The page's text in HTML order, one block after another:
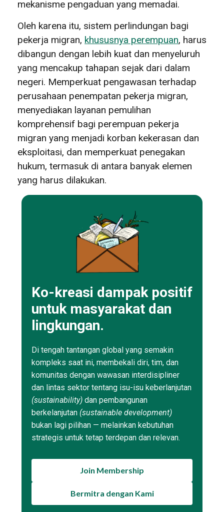
mekanisme pengaduan yang memadai.
Oleh karena itu, sistem perlindungan bagi
pekerja migran, khususnya perempuan, harus
dibangun dengan lebih kuat dan menyeluruh
yang mencakup tahapan sejak dari dalam
negeri. Memperkuat pengawasan terhadap
perusahaan penempatan pekerja migran,
menyediakan layanan pemulihan
komprehensif bagi perempuan pekerja
migran yang menjadi korban kekerasan dan
eksploitasi, dan memperkuat penegakan
hukum, termasuk di antara banyak elemen
yang harus dilakukan.
Ko-kreasi dampak positif
untuk masyarakat dan
lingkungan.
Di tengah tantangan global yang semakin
kompleks saat ini, membekali diri, tim, dan
komunitas dengan wawasan interdisipliner
dan lintas sektor tentang isu-isu keberlanjutan
(sustainability) dan pembangunan
berkelanjutan (sustainable development)
bukan lagi pilihan — melainkan kebutuhan
strategis untuk tetap terdepan dan relevan.
Join Membership
Bermitra dengan Kami